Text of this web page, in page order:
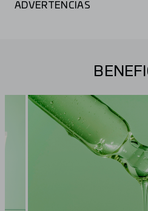
Piroctona olamina.
Extracto de própolis.
ADVERTENCIAS